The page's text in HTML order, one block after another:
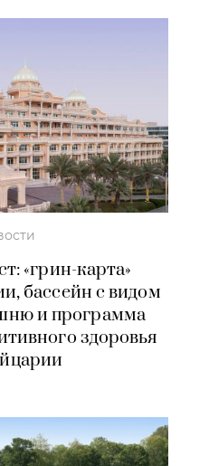
«грин-карта»
бассейн с видом
и программа
здоровья